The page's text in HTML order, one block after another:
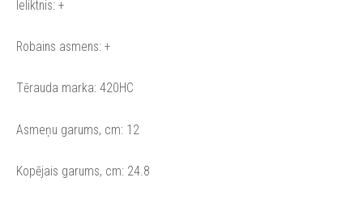
Ieliktnis: +
Robains asmens: +
Tērauda marka: 420HC
Asmeņu garums, cm: 12
Kopējais garums, cm: 24.8